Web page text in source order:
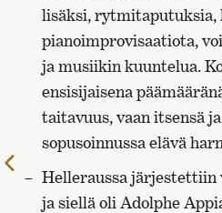
lisäksi, rytmitaputuksia,
pianoimprovisaatiota,
ja musiikin kuuntelua.
ensisijaisena
taitavuus, vaan itsensä
sopusoinnussa elävä
Helleraussa
ja siellä oli Adolphe
sivulle